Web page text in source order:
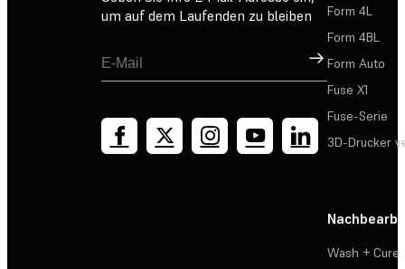
um auf dem Laufenden zu bleiben
Registrieren
Form 4L
Form 4BL
Form Auto
Fuse X1
Fuse-Serie
3D-Drucker
Wash + Cure